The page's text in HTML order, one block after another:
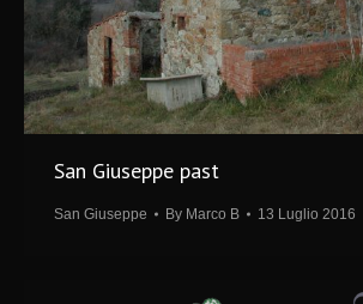
San Giuseppe past
San Giuseppe By Marco B 13 Luglio 2016